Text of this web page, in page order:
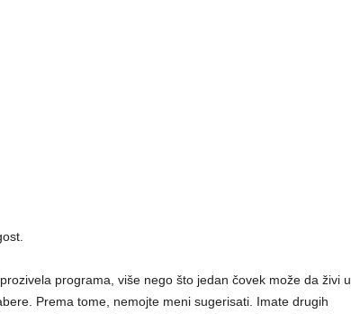
programa, više nego što jedan čovek može da živi u
Prema tome, nemojte meni sugerisati. Imate drugih